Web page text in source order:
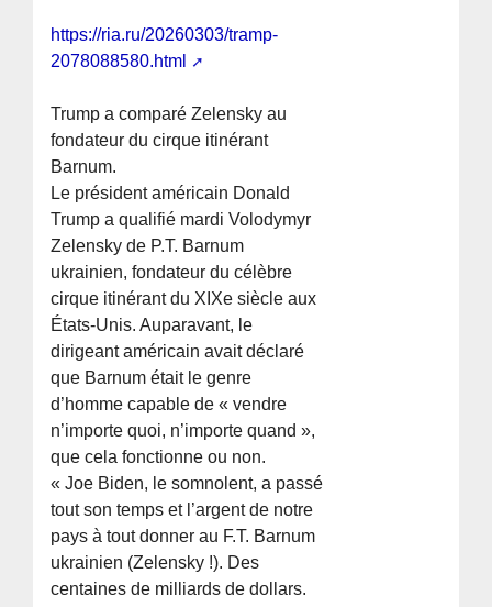
https://ria.ru/20260303/tramp-
2078088580.html
Trump a comparé Zelensky au
fondateur du cirque itinérant
Barnum.
Le président américain Donald
Trump a qualifié mardi Volodymyr
Zelensky de P.T. Barnum
ukrainien, fondateur du célèbre
cirque itinérant du XIXe siècle aux
États-Unis. Auparavant, le
dirigeant américain avait déclaré
que Barnum était le genre
d’homme capable de « vendre
n’importe quoi, n’importe quand »,
que cela fonctionne ou non.
« Joe Biden, le somnolent, a passé
tout son temps et l’argent de notre
pays à tout donner au F.T. Barnum
ukrainien (Zelensky !). Des
centaines de milliards de dollars.